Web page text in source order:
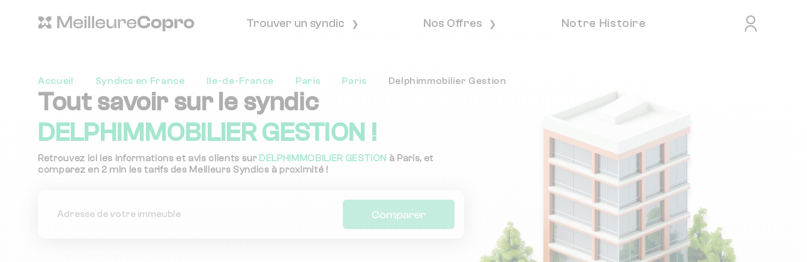
Trouver un syndic Nos Offres Notre Histoire
Accueil Syndics en France Ile-de-France Paris Paris Delphimmobilier Gestion
Tout savoir sur le syndic
DELPHIMMOBILIER GESTION !
Retrouvez ici les informations et avis clients sur DELPHIMMOBILIER GESTION à Paris, et
comparez en 2 min les tarifs des Meilleurs Syndics à proximité !
Comparer